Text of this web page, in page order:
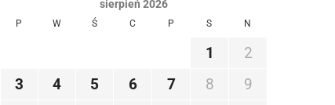
sierpień 2026
P W Ś C P S N
1
2
3
4 5 6 7 8
9